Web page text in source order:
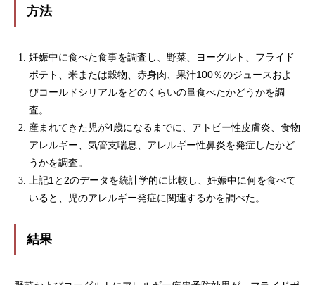
方法
妊娠中に食べた食事を調査し、野菜、ヨーグルト、フライド
ポテト、米または穀物、赤身肉、果汁100％のジュースおよ
びコールドシリアルをどのくらいの量食べたかどうかを調
査。
産まれてきた児が4歳になるまでに、アトピー性皮膚炎、食物
アレルギー、気管支喘息、アレルギー性鼻炎を発症したかど
うかを調査。
上記1と2のデータを統計学的に比較し、妊娠中に何を食べて
いると、児のアレルギー発症に関連するかを調べた。
結果